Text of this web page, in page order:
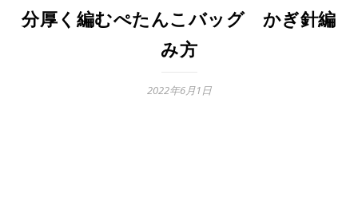
分厚く編むぺたんこバッグ かぎ針編
み方
2022年6月1日